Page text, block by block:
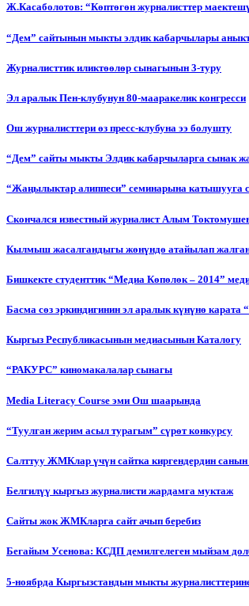
Ж.Касаболотов: “Көптөгөн журналисттер
“Дем” сайтынын мыкты элдик кабарчылары
Журналисттик иликтөөлөр сынагынын 3-туру
Эл аралык Пен-клубунун 80-мааракелик конгресси
Ош журналисттери өз пресс-клубуна ээ болушту
“Дем” сайты мыкты Элдик кабарчыларга сынак
“Жаңылыктар алиппеси” семинарына катышууга
Cкончался известный журналист Алым
Кылмыш жасалгандыгы жөнүндө атайылап
Бишкекте студенттик “Медиа Көпөлөк – 2014”
Басма сөз эркиндигинин эл аралык күнүнө
Кыргыз Республикасынын медиасынын Каталогу
“РАКУРС” киномакалалар сынагы
Media Literacy Сourse эми Ош шаарында
“Туулган жерим асыл турагым” сүрөт конкурсу
Салттуу ЖМКлар үчүн сайтка киргендердин санын
Белгилүү кыргыз журналисти жардамга муктаж
Сайты жок ЖМКларга сайт ачып беребиз
Бегайым Усенова: КСДП демилгелеген мыйзам
5-ноябрда Кыргызстандын мыкты